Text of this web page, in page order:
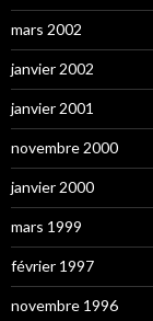
mars 2002
janvier 2002
janvier 2001
novembre 2000
janvier 2000
mars 1999
février 1997
novembre 1996